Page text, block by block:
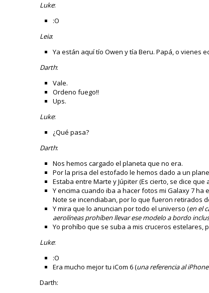
Luke:
:O
Leia:
Ya están aquí tío Owen y tía Beru. Papá, o vienes
Darth:
Vale.
Ordeno fuego!!
Ups.
Luke:
¿Qué pasa?
Darth:
Nos hemos cargado el planeta que no era.
Por la prisa del estofado le hemos dado a un
Estaba entre Marte y Júpiter (Es cierto, se dice
Y encima cuando iba a hacer fotos mi Galaxy 7
Note se incendiaban, por lo que fueron retirados
Y mira que lo anuncian por todo el universo (en el
aerolíneas prohíben llevar ese modelo a bordo
Yo prohíbo que se suba a mis cruceros estelares,
Luke:
:O
Era mucho mejor tu iCom 6 (una referencia al
Darth: